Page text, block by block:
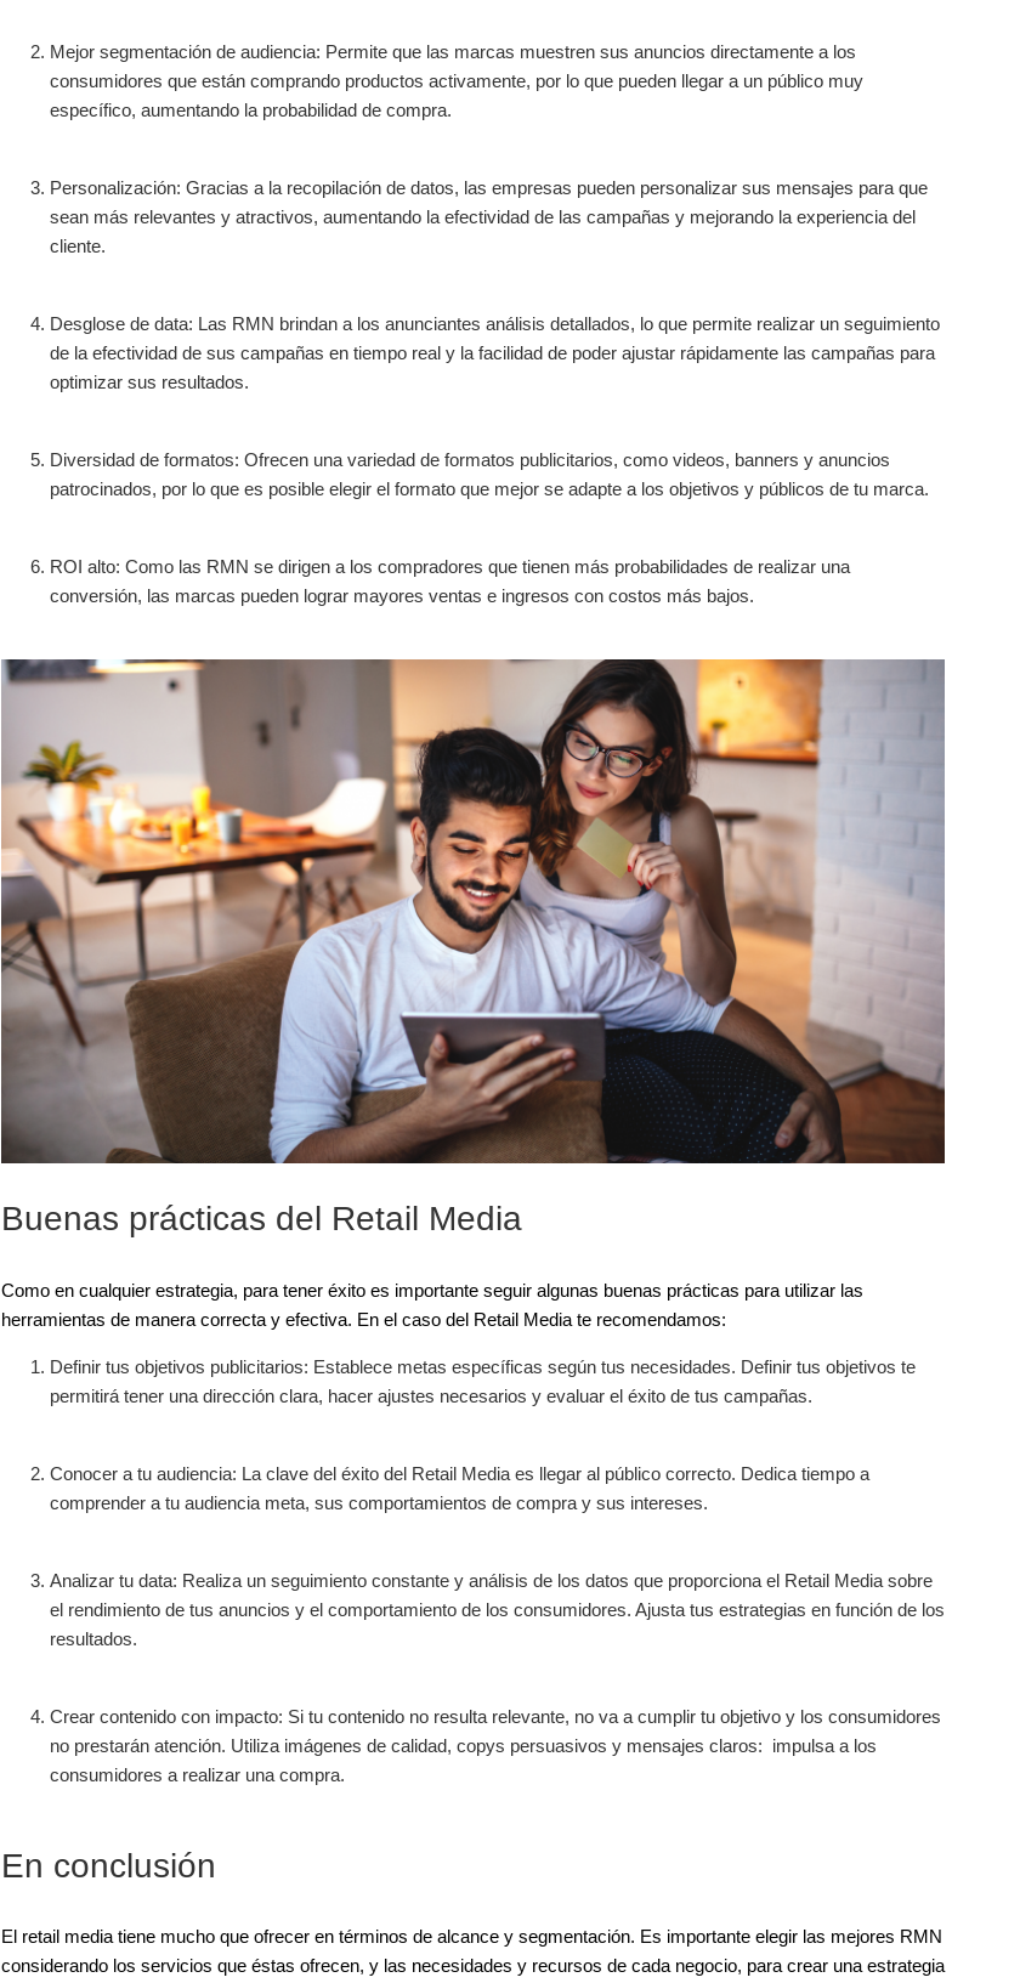
Mejor segmentación de audiencia: Permite que las marcas muestren sus anuncios directamente a los
consumidores que están comprando productos activamente, por lo que pueden llegar a un público muy
específico, aumentando la probabilidad de compra.
Personalización: Gracias a la recopilación de datos, las empresas pueden personalizar sus mensajes para que
sean más relevantes y atractivos, aumentando la efectividad de las campañas y mejorando la experiencia del
cliente.
Desglose de data: Las RMN brindan a los anunciantes análisis detallados, lo que permite realizar un seguimiento
de la efectividad de sus campañas en tiempo real y la facilidad de poder ajustar rápidamente las campañas para
optimizar sus resultados.
Diversidad de formatos: Ofrecen una variedad de formatos publicitarios, como videos, banners y anuncios
patrocinados, por lo que es posible elegir el formato que mejor se adapte a los objetivos y públicos de tu marca.
ROI alto: Como las RMN se dirigen a los compradores que tienen más probabilidades de realizar una
conversión, las marcas pueden lograr mayores ventas e ingresos con costos más bajos.
Buenas prácticas del Retail Media
Como en cualquier estrategia, para tener éxito es importante seguir algunas buenas prácticas para utilizar las
herramientas de manera correcta y efectiva. En el caso del Retail Media te recomendamos:
Definir tus objetivos publicitarios: Establece metas específicas según tus necesidades. Definir tus objetivos te
permitirá tener una dirección clara, hacer ajustes necesarios y evaluar el éxito de tus campañas.
Conocer a tu audiencia: La clave del éxito del Retail Media es llegar al público correcto. Dedica tiempo a
comprender a tu audiencia meta, sus comportamientos de compra y sus intereses.
Analizar tu data: Realiza un seguimiento constante y análisis de los datos que proporciona el Retail Media sobre
el rendimiento de tus anuncios y el comportamiento de los consumidores. Ajusta tus estrategias en función de los
resultados.
Crear contenido con impacto: Si tu contenido no resulta relevante, no va a cumplir tu objetivo y los consumidores
no prestarán atención. Utiliza imágenes de calidad, copys persuasivos y mensajes claros: impulsa a los
consumidores a realizar una compra.
En conclusión
El retail media tiene mucho que ofrecer en términos de alcance y segmentación. Es importante elegir las mejores RMN
considerando los servicios que éstas ofrecen, y las necesidades y recursos de cada negocio, para crear una estrategia